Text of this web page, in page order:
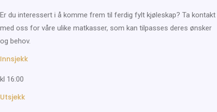
Er du interessert i å komme frem til ferdig fylt kjøleskap? Ta kontakt
med oss for våre ulike matkasser, som kan tilpasses deres ønsker
og behov.
Innsjekk
kl 16:00
Utsjekk